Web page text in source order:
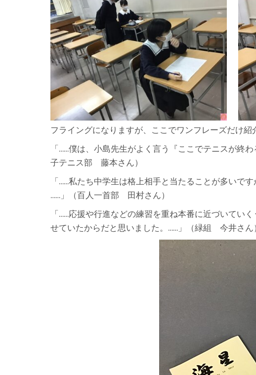
フライングになりますが、ここでワンフレーズだけ紹
「……僕は、小島先生がよく言う『ここでテニスが終
子テニス部 藤本さん）
「……私たち中学生は格上相手と当たることが多いで
……」（百人一首部 田村さん）
「……応援や行進などの練習を重ね本番に近づいてい
せていたからだと思いました。……」（緑組 今井さん）